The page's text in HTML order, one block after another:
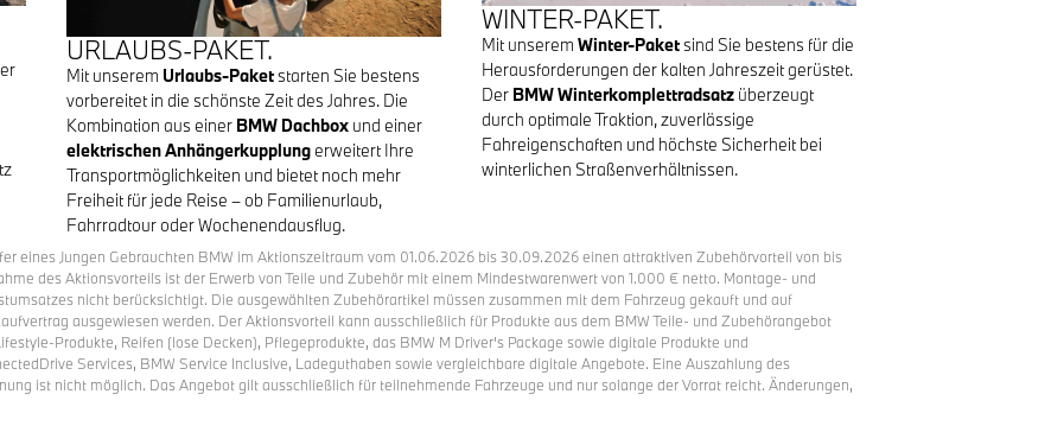
URLAUBS-PAKET.
Mit unserem Urlaubs-Paketstarten Sie bestens
vorbereitet in die schönste Zeit des Jahres. Die
Kombination aus einer BMW Dachboxund einer
elektrischen Anhängerkupplungerweitert Ihre
Transportmöglichkeiten und bietet noch mehr
Freiheit für jede Reise – ob Familienurlaub,
Fahrradtour oder Wochenendausflug.
WINTER-PAKET.
Mit unserem Winter-Paketsind Sie bestens für die
Herausforderungen der kalten Jahreszeit gerüstet.
Der BMW Winterkomplettradsatzüberzeugt
durch optimale Traktion, zuverlässige
Fahreigenschaften und höchste Sicherheit bei
winterlichen Straßenverhältnissen.
eines Jungen Gebrauchten BMW im Aktionszeitraum vom 01.06.2026 bis 30.09.2026 einen attraktiven Zubehörvorteil von bis
des Aktionsvorteils ist der Erwerb von Teile und Zubehör mit einem Mindestwarenwert von 1.000 € netto. Montage- und
nicht berücksichtigt. Die ausgewählten Zubehörartikel müssen zusammen mit dem Fahrzeug gekauft und auf
ausgewiesen werden. Der Aktionsvorteil kann ausschließlich für Produkte aus dem BMW Teile- und Zubehörangebot
Produkte, Reifen (lose Decken), Pflegeprodukte, das BMW M Driver’s Package sowie digitale Produkte und
Services, BMW Service Inclusive, Ladeguthaben sowie vergleichbare digitale Angebote. Eine Auszahlung des
ist nicht möglich. Das Angebot gilt ausschließlich für teilnehmende Fahrzeuge und nur solange der Vorrat reicht. Änderungen,